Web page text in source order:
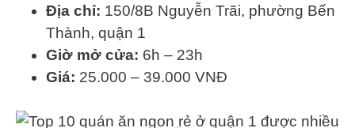
Địa chỉ: 150/8B Nguyễn Trãi, phường Bến
Thành, quận 1
Giờ mở cửa: 6h – 23h
Giá: 25.000 – 39.000 VNĐ